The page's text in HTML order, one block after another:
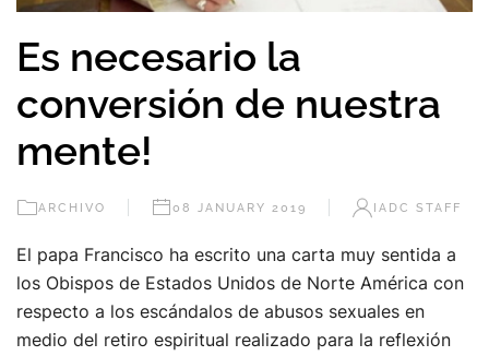
Es necesario la
conversión de nuestra
mente!
ARCHIVO 08 JANUARY 2019 IADC STAFF
El papa Francisco ha escrito una carta muy sentida a
los Obispos de Estados Unidos de Norte América con
respecto a los escándalos de abusos sexuales en
medio del retiro espiritual realizado para la reflexión